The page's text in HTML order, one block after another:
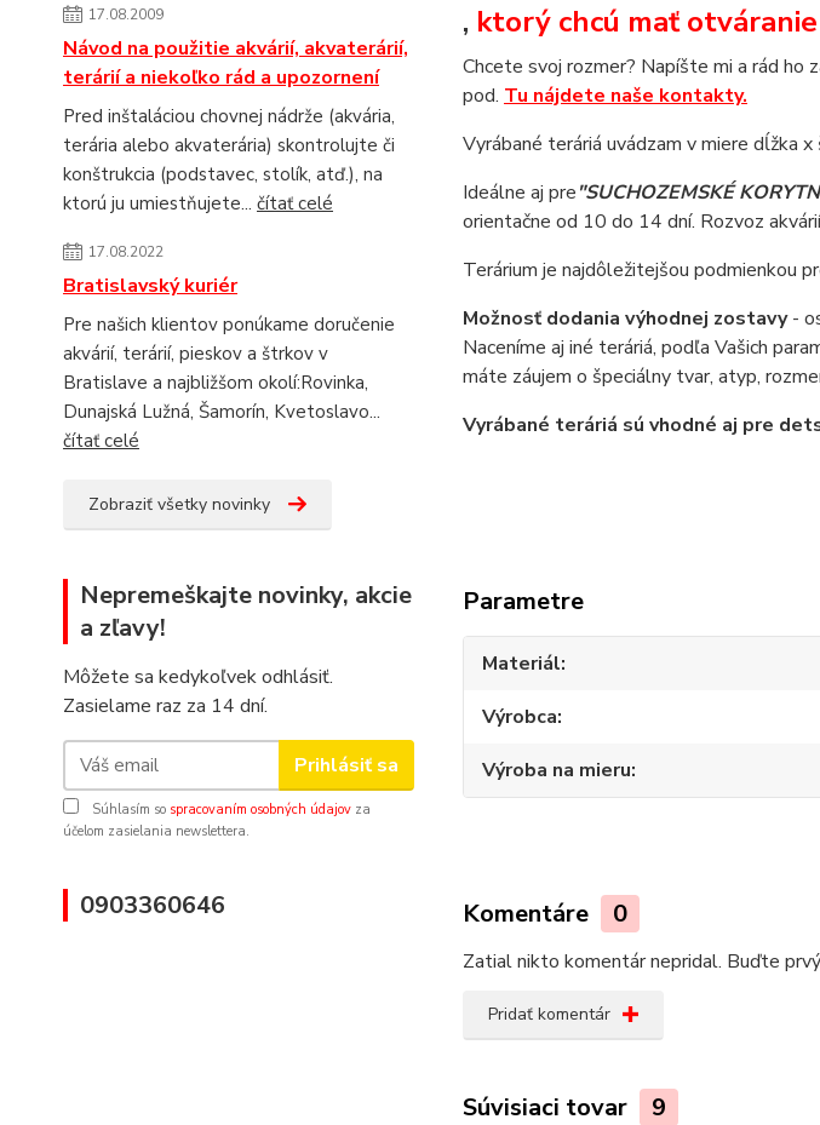
17.08.2009
Návod na použitie akvárií, akvaterárií,
terárií a niekoľko rád a upozornení
Pred inštaláciou chovnej nádrže (akvária,
terária alebo akvaterária) skontrolujte či
konštrukcia (podstavec, stolík, atď.), na
ktorú ju umiestňujete... čítať celé
17.08.2022
Bratislavský kuriér
Pre našich klientov ponúkame doručenie
akvárií, terárií, pieskov a štrkov v
Bratislave a najbližšom okolí:Rovinka,
Dunajská Lužná, Šamorín, Kvetoslavo...
čítať celé
Zobraziť všetky novinky
Nepremeškajte novinky, akcie
a zľavy!
Môžete sa kedykoľvek odhlásiť.
Zasielame raz za 14 dní.
Prihlásiť sa
Súhlasím so spracovaním osobných údajov za
účelom zasielania newslettera.
0903360646
, ktorý chcú mať
Chcete svoj rozmer? Napíšte mi a rád ho
pod. Tu nájdete naše kontakty.
Vyrábané teráriá uvádzam v miere dĺžka x
Ideálne aj pre"SUCHOZEMSKÉ
orientačne od 10 do 14 dní. Rozvoz
Terárium je najdôležitejšou podmienkou
Možnosť dodania výhodnej zostavy-
Naceníme aj iné teráriá, podľa Vašich
máte záujem o špeciálny tvar, atyp,
Vyrábané teráriá sú vhodné aj pre
Parametre
Materiál
Výrobca
Výroba na mieru
Komentáre 0
Zatial nikto komentár nepridal. Buďte
Pridať komentár
Súvisiaci tovar 9